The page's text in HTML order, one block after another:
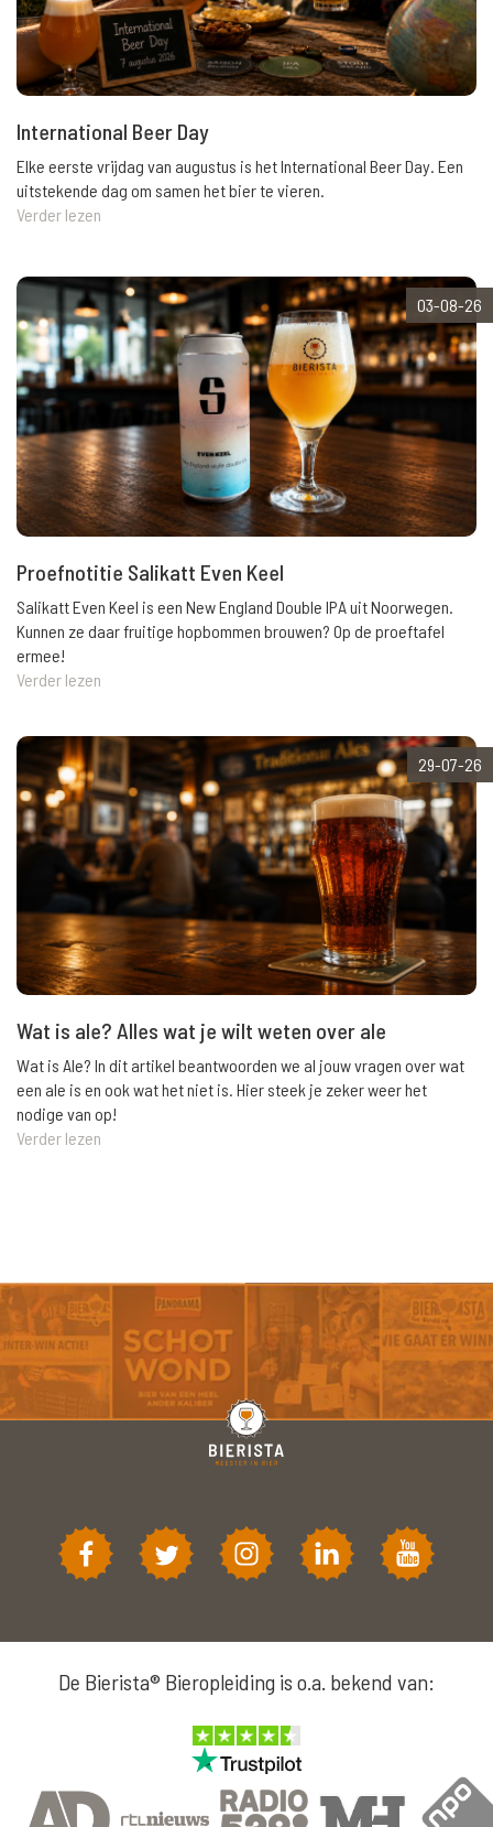
International Beer Day
Elke eerste vrijdag van augustus is het International Beer Day. Een
uitstekende dag om samen het bier te vieren.
Verder lezen
03-08-26
Proefnotitie Salikatt Even Keel
Salikatt Even Keel is een New England Double IPA uit Noorwegen.
Kunnen ze daar fruitige hopbommen brouwen? Op de proeftafel
ermee!
Verder lezen
29-07-26
Wat is ale? Alles wat je wilt weten over ale
Wat is Ale? In dit artikel beantwoorden we al jouw vragen over wat
een ale is en ook wat het niet is. Hier steek je zeker weer het
nodige van op!
Verder lezen
De Bierista® Bieropleiding is o.a. bekend van: